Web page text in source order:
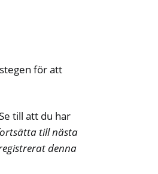
för att
till att du har
till nästa
denna